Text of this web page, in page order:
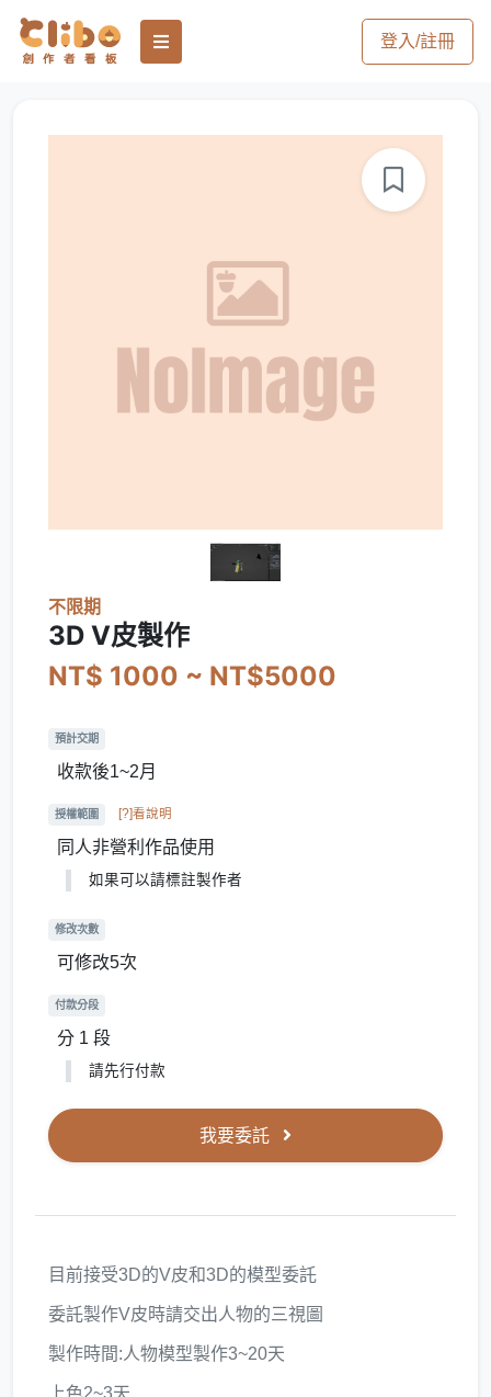
登入/註冊
不限期
3D V皮製作
NT$ 1000 ~ NT$5000
預計交期
收款後1~2月
授權範圍 [?]看說明
同人非營利作品使用
如果可以請標註製作者
修改次數
可修改5次
付款分段
分 1 段
請先行付款
我要委託
目前接受3D的V皮和3D的模型委託
委託製作V皮時請交出人物的三視圖
製作時間:人物模型製作3~20天
上色2~3天